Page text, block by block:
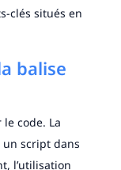
clés situés en
balise
code. La
script dans
l’utilisation